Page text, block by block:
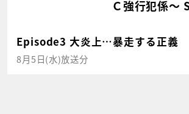
Ｃ強行犯係～
Episode3 大炎上…暴走する正義
8月5日(水)放送分